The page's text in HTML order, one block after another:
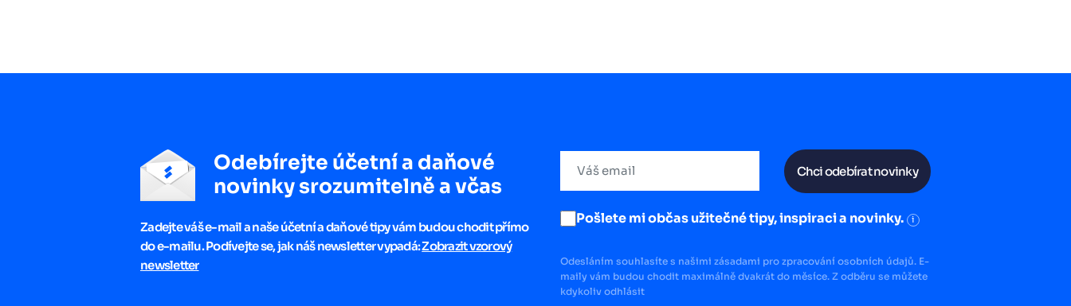
Odebírejte účetní a daňové
novinky srozumitelně a včas
Zadejte váš e-mail a naše účetní a daňové tipy vám budou chodit přímo
do e-mailu. Podívejte se, jak náš newsletter vypadá:Zobrazit vzorový
newsletter
Chci odebírat novinky
Pošlete mi občas užitečné tipy, inspiraci a novinky. i
Odesláním souhlasíte s našimi zásadami pro zpracování osobních údajů. E-
maily vám budou chodit maximálně dvakrát do měsíce. Z odběru se můžete
kdykoliv odhlásit